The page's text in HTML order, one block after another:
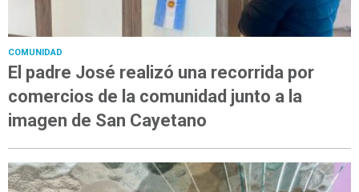
COMUNIDAD
El padre José realizó una recorrida por
comercios de la comunidad junto a la
imagen de San Cayetano